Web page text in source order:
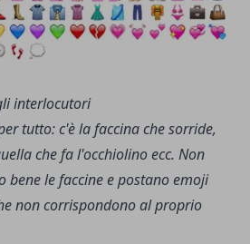
tutto: c'è la faccina che sorride,
che fa l'occhiolino ecc. Non
bene le faccine e postano emoji
non corrispondono al proprio